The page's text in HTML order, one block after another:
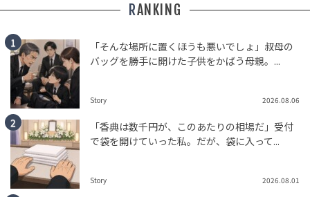
RANKING
「そんな場所に置くほうも悪いでしょ」叔母の
バッグを勝手に開けた子供をかばう母親。...
Story 2026.08.06
「香典は数千円が、このあたりの相場だ」受付
で袋を開けていった私。だが、袋に入って...
Story 2026.08.01